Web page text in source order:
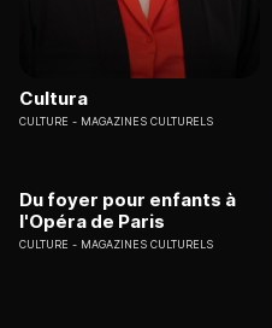
Cultura
CULTURE MAGAZINES CULTURELS
Du foyer pour enfants à
l'Opéra de Paris
CULTURE MAGAZINES CULTURELS